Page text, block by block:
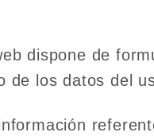
dispone de
de los datos del